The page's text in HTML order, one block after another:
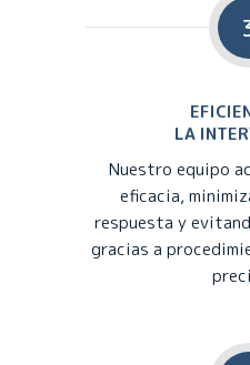
LA
Nuestro equipo
eficacia,
respuesta y
gracias a